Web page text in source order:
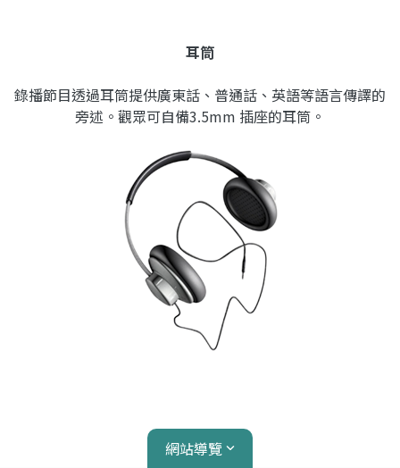
耳筒
錄播節目透過耳筒提供廣東話、普通話、英語等語言傳譯的
旁述。觀眾可自備3.5mm 插座的耳筒。
網站導覽